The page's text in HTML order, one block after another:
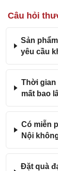
Câu hỏi
Sản
yêu cầu
Thời gian
mất bao
Có miễn
Nội
Đặt quà